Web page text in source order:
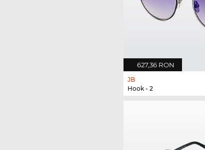
627,36 RON
JB
Hook - 2